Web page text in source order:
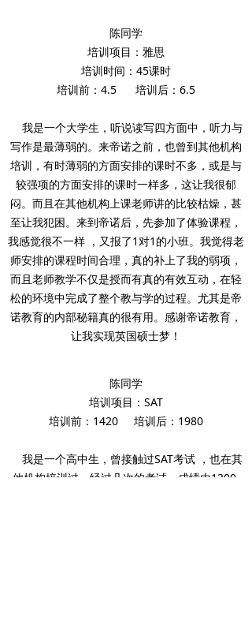
陈同学
培训项目：雅思
培训时间：45课时
培训前：4.5 培训后：6.5
我是一个大学生，听说读写四方面中，听力与
写作是最薄弱的。来帝诺之前，也曾到其他机构
培训，有时薄弱的方面安排的课时不多，或是与
较强项的方面安排的课时一样多，这让我很郁
闷。而且在其他机构上课老师讲的比较枯燥，甚
至让我犯困。来到帝诺后，先参加了体验课程，
我感觉很不一样 ，又报了1对1的小班。我觉得老
师安排的课程时间合理，真的补上了我的弱项，
而且老师教学不仅是授而有真的有效互动，在轻
松的环境中完成了整个教与学的过程。尤其是帝
诺教育的内部秘籍真的很有用。感谢帝诺教育，
让我实现英国硕士梦！
陈同学
培训项目：SAT
培训前：1420 培训后：1980
我是一个高中生，曾接触过SAT考试 ，也在其
他机构培训过，经过几次的考试，成绩由1300-